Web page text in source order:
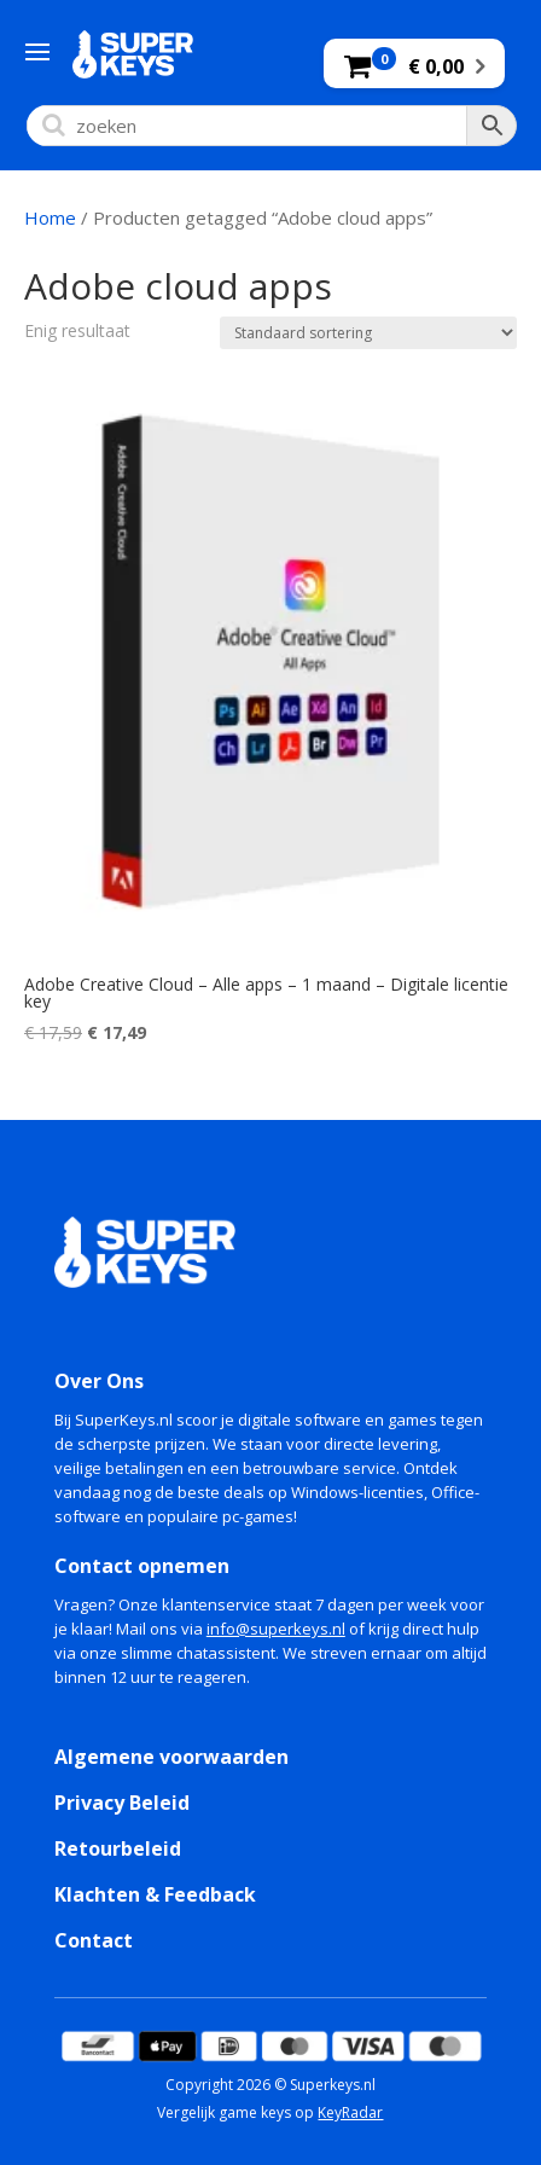
0 € 0,00
Home / Producten getagged “Adobe cloud apps”
Adobe cloud apps
Enig resultaat
Adobe Creative Cloud – Alle apps – 1 maand – Digitale licentie
key
€17,59 Oorspronkelijke
€ 17,49Huidige
Over Ons
Bij SuperKeys.nl scoor je digitale software en games tegen
de scherpste prijzen. We staan voor directe levering,
veilige betalingen en een betrouwbare service. Ontdek
vandaag nog de beste deals op Windows-licenties, Office-
software en populaire pc-games!
Contact opnemen
Vragen? Onze klantenservice staat 7 dagen per week voor
je klaar! Mail ons via info@superkeys.nl of krijg direct hulp
via onze slimme chatassistent. We streven ernaar om altijd
binnen 12 uur te reageren.
Algemene voorwaarden
Privacy Beleid
Retourbeleid
Klachten & Feedback
Contact
Copyright 2026 © Superkeys.nl
Vergelijk game keys opKeyRadar